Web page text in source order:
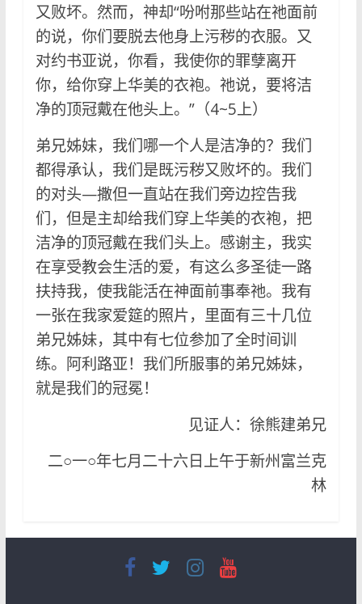
又败坏。然而，神却“吩咐那些站在祂面前
的说，你们要脱去他身上污秽的衣服。又
对约书亚说，你看，我使你的罪孽离开
你，给你穿上华美的衣袍。祂说，要将洁
净的顶冠戴在他头上。”（4~5上）
弟兄姊妹，我们哪一个人是洁净的？我们
都得承认，我们是既污秽又败坏的。我们
的对头—撒但一直站在我们旁边控告我
们，但是主却给我们穿上华美的衣袍，把
洁净的顶冠戴在我们头上。感谢主，我实
在享受教会生活的爱，有这么多圣徒一路
扶持我，使我能活在神面前事奉祂。我有
一张在我家爱筵的照片，里面有三十几位
弟兄姊妹，其中有七位参加了全时间训
练。阿利路亚！我们所服事的弟兄姊妹，
就是我们的冠冕！
见证人：徐熊建弟兄
二○一○年七月二十六日上午于新州富兰克
林